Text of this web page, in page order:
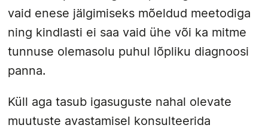
vaid enese jälgimiseks mõeldud meetodiga
ning kindlasti ei saa vaid ühe või ka mitme
tunnuse olemasolu puhul lõpliku diagnoosi
panna.
Küll aga tasub igasuguste nahal olevate
muutuste avastamisel konsulteerida